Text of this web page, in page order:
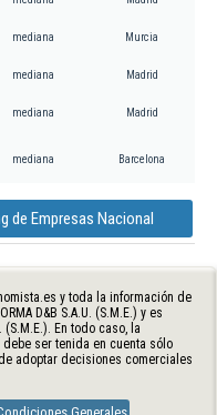
mediana Murcia
mediana Madrid
mediana Madrid
mediana Barcelona
de Empresas Nacional
y toda la información de
D&B S.A.U. (S.M.E.) y es
(S.M.E.). En todo caso, la
ser tenida en cuenta sólo
adoptar decisiones comerciales